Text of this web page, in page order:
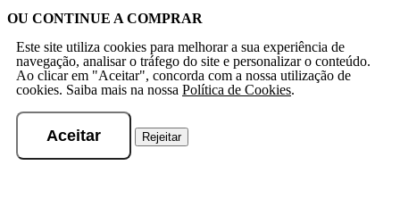
OU CONTINUE A COMPRAR
Este site utiliza cookies para melhorar a sua experiência de
navegação, analisar o tráfego do site e personalizar o conteúdo.
Ao clicar em "Aceitar", concorda com a nossa utilização de
cookies. Saiba mais na nossa Política de Cookies.
Aceitar Rejeitar